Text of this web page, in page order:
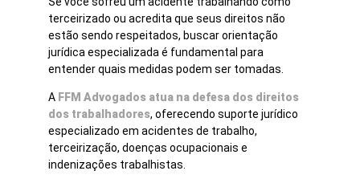
terceirizado ou acredita que seus direitos não
estão sendo respeitados, buscar orientação
jurídica especializada é fundamental para
entender quais medidas podem ser tomadas.
A FFM Advogados atua na defesa dos direitos
dos trabalhadores, oferecendo suporte jurídico
especializado em acidentes de trabalho,
terceirização, doenças ocupacionais e
indenizações trabalhistas.